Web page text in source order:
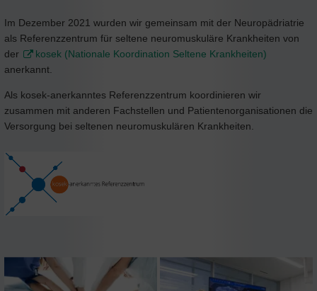
Im Dezember 2021 wurden wir gemeinsam mit der Neuropädriatrie
als Referenzzentrum für seltene neuromuskuläre Krankheiten von
der
kosek (Nationale Koordination Seltene Krankheiten)
anerkannt.
Als kosek-anerkanntes Referenzzentrum koordinieren wir
zusammen mit anderen Fachstellen und Patientenorganisationen die
Versorgung bei seltenen neuromuskulären Krankheiten.